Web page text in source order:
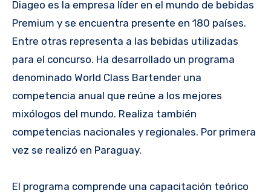
Diageo es la empresa líder en el mundo de bebidas
Premium y se encuentra presente en 180 países.
Entre otras representa a las bebidas utilizadas
para el concurso. Ha desarrollado un programa
denominado World Class Bartender una
competencia anual que reúne a los mejores
mixólogos del mundo. Realiza también
competencias nacionales y regionales. Por primera
vez se realizó en Paraguay.
El programa comprende una capacitación teórico